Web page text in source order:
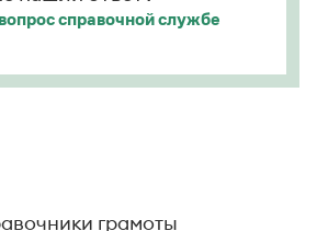
справочной службе
грамоты